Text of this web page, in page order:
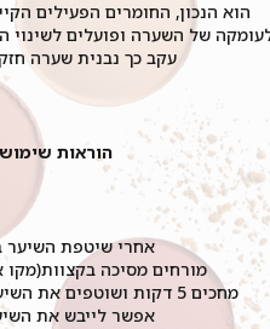
הוא הנכון, החומרים הפעילים
של השערה ופועלים לשינוי
עקב כך נבנית שערה
הוראות
אחרי שיטפת השיער
מורחים מסיכה בקצוות(מקו
מחכים 5 דקות ושוטפים את השיער במים (רק מים!)
אפשר לייבש את